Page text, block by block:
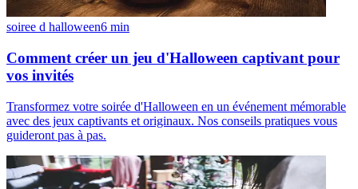
soiree d halloween6 min
Comment créer un jeu d'Halloween captivant pour
vos invités
Transformez votre soirée d'Halloween en un événement mémorable
avec des jeux captivants et originaux. Nos conseils pratiques vous
guideront pas à pas.